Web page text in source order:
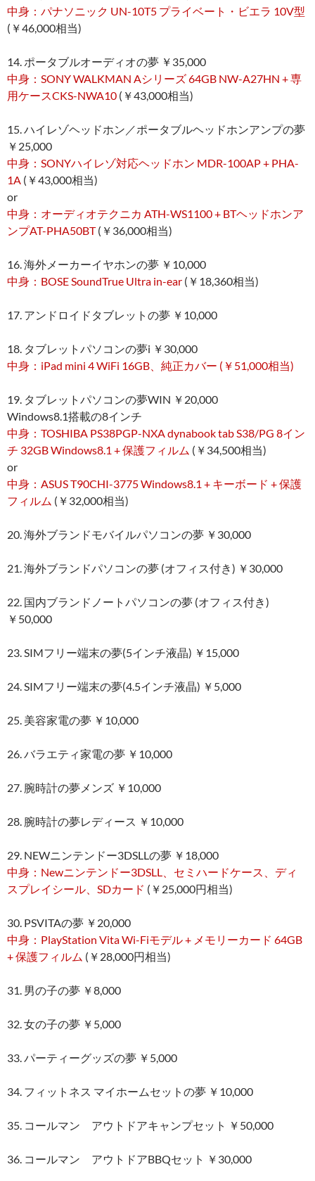
中身：パナソニック UN-10T5 プライベート・ビエラ 10V型
(￥46,000相当)
14. ポータブルオーディオの夢 ￥35,000
中身：SONY WALKMAN Aシリーズ 64GB NW-A27HN + 専
用ケースCKS-NWA10 (￥43,000相当)
15. ハイレゾヘッドホン／ポータブルヘッドホンアンプの夢
￥25,000
中身：SONYハイレゾ対応ヘッドホン MDR-100AP + PHA-
1A (￥43,000相当)
or
中身：オーディオテクニカ ATH-WS1100 + BTヘッドホンア
ンプAT-PHA50BT(￥36,000相当)
16. 海外メーカーイヤホンの夢 ￥10,000
中身：BOSE SoundTrue Ultra in-ear (￥18,360相当)
17. アンドロイドタブレットの夢 ￥10,000
18. タブレットパソコンの夢i ￥30,000
中身：iPad mini 4 WiFi 16GB、純正カバー (￥51,000相当)
19. タブレットパソコンの夢WIN ￥20,000
Windows8.1搭載の8インチ
中身：TOSHIBA PS38PGP-NXA dynabook tab S38/PG 8イン
チ 32GB Windows8.1 + 保護フィルム (￥34,500相当)
or
中身：ASUS T90CHI-3775 Windows8.1 + キーボード + 保護
フィルム (￥32,000相当)
20. 海外ブランドモバイルパソコンの夢 ￥30,000
21. 海外ブランドパソコンの夢 (オフィス付き) ￥30,000
22. 国内ブランドノートパソコンの夢 (オフィス付き)
￥50,000
23. SIMフリー端末の夢(5インチ液晶) ￥15,000
24. SIMフリー端末の夢(4.5インチ液晶) ￥5,000
25. 美容家電の夢 ￥10,000
26. バラエティ家電の夢 ￥10,000
27. 腕時計の夢メンズ ￥10,000
28. 腕時計の夢レディース ￥10,000
29. NEWニンテンドー3DSLLの夢 ￥18,000
中身：Newニンテンドー3DSLL、セミハードケース、ディ
スプレイシール、SDカード (￥25,000円相当)
30. PSVITAの夢 ￥20,000
中身：PlayStation Vita Wi-Fiモデル + メモリーカード 64GB
+ 保護フィルム (￥28,000円相当)
31. 男の子の夢 ￥8,000
32. 女の子の夢 ￥5,000
33. パーティーグッズの夢 ￥5,000
34. フィットネス マイホームセットの夢 ￥10,000
35. コールマン アウトドアキャンプセット ￥50,000
36. コールマン アウトドアBBQセット ￥30,000